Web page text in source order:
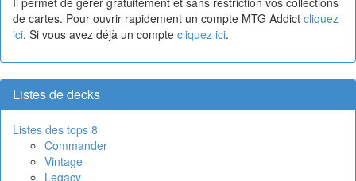
de cartes. Pour ouvrir rapidement un compte MTG Addict cliquez
ici. Si vous avez déjà un compte cliquez ici.
Listes de decks
Listes des tops 8
Commander
Vintage
Legacy